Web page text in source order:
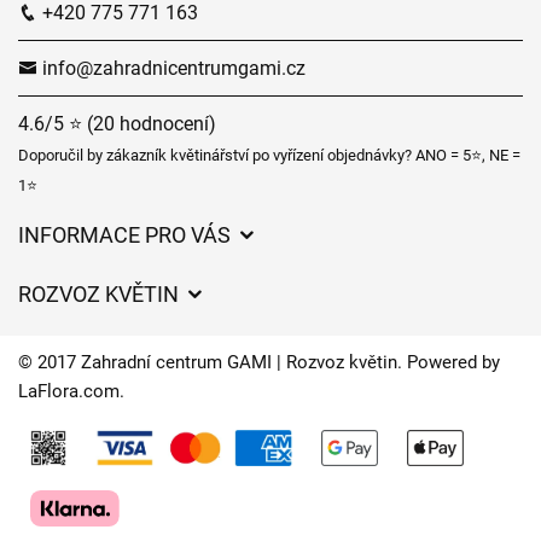
+420 775 771 163
info@zahradnicentrumgami.cz
4.6/5 ⭐ (20 hodnocení)
Doporučil by zákazník květinářství po vyřízení objednávky? ANO = 5⭐, NE =
1⭐
INFORMACE PRO VÁS
Často kladené dotazy
O nás
Časy doručení květin – přehled možností
ROZVOZ KVĚTIN
Kam doručujeme květiny
Kontakt
© 2017 Zahradní centrum GAMI | Rozvoz květin. Powered by
LaFlora.com.